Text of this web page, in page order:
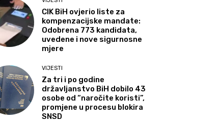
CIK BiH ovjerio liste za
kompenzacijske mandate:
Odobrena 773 kandidata,
uvedene i nove sigurnosne
mjere
VIJESTI
Za tri i po godine
državljanstvo BiH dobilo 43
osobe od “naročite koristi”,
promjene u procesu blokira
SNSD